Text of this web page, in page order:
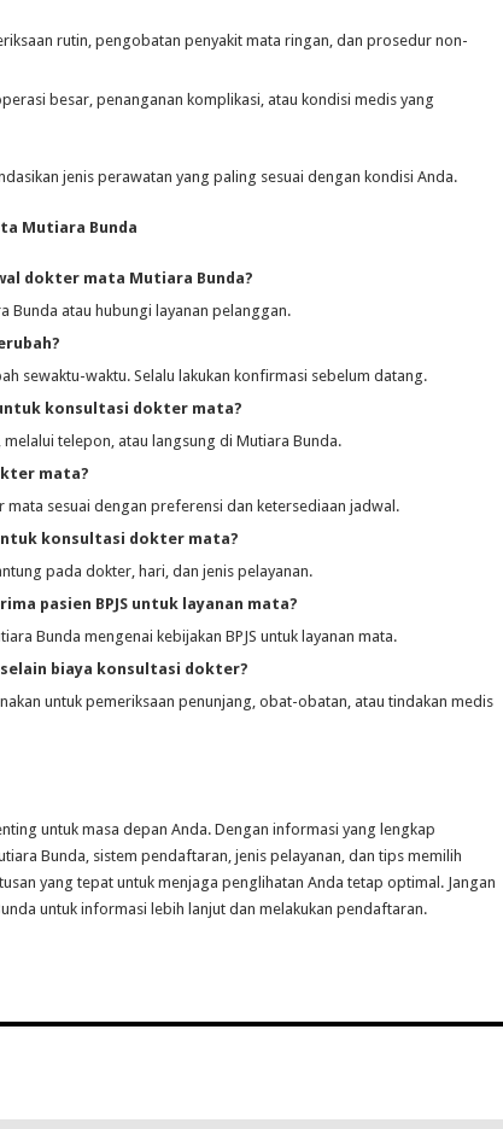
rutin, pengobatan penyakit mata ringan, dan prosedur non-
besar, penanganan komplikasi, atau kondisi medis yang
jenis perawatan yang paling sesuai dengan kondisi Anda.
Mutiara Bunda
dokter mata Mutiara Bunda?
Bunda atau hubungi layanan pelanggan.
sewaktu-waktu. Selalu lakukan konfirmasi sebelum datang.
konsultasi dokter mata?
telepon, atau langsung di Mutiara Bunda.
mata?
mata sesuai dengan preferensi dan ketersediaan jadwal.
konsultasi dokter mata?
pada dokter, hari, dan jenis pelayanan.
pasien BPJS untuk layanan mata?
Bunda mengenai kebijakan BPJS untuk layanan mata.
biaya konsultasi dokter?
untuk pemeriksaan penunjang, obat-obatan, atau tindakan medis
untuk masa depan Anda. Dengan informasi yang lengkap
Bunda, sistem pendaftaran, jenis pelayanan, dan tips memilih
yang tepat untuk menjaga penglihatan Anda tetap optimal. Jangan
untuk informasi lebih lanjut dan melakukan pendaftaran.